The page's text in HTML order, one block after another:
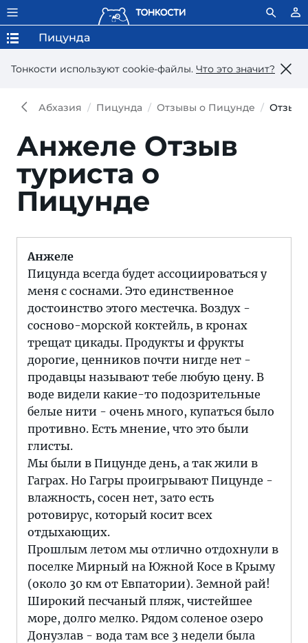
Тонкости используют сookie-файлы. Что это значит?
Пицунда
Абхазия Пицунда Отзывы о Пицунде Отзыв
Анжеле Отзыв
туриста о
Пицунде
Анжеле
Пицунда всегда будет ассоциироваться у
меня с соснами. Это единственное
достоинство этого местечка. Воздух -
сосново-морской коктейль, в кронах
трещат цикады. Продукты и фрукты
дорогие, ценников почти нигде нет -
продавцы называют тебе любую цену. В
воде видели какие-то подозрительные
белые нити - очень много, купаться было
противно. Есть мнение, что это были
глисты.
Мы были в Пицунде день, а так жили в
Гаграх. Но Гагры проигрывают Пицунде -
влажность, сосен нет, зато есть
ротовирус, который косит всех
отдыхающих.
Прошлым летом мы отлично отдохнули в
поселке Мирный на Южной Косе в Крыму
(около 30 км от Евпатории). Земной рай!
Широкий песчаный пляж, чистейшее
море, долго мелко. Рядом соленое озеро
Донузлав - вода там все 3 недели была